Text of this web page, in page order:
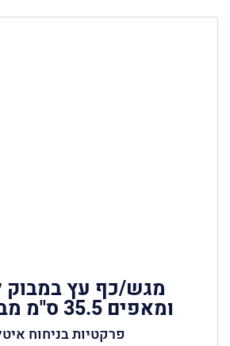
מגש/כף עץ במבוק
ומאפים 35.5 ס"מ מבית Ooni
פרקטיות בניחוח